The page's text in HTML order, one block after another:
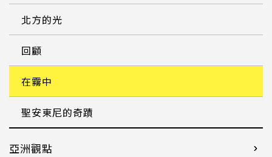
北方的光
回顧
在霧中
聖安東尼的奇蹟
亞洲觀點